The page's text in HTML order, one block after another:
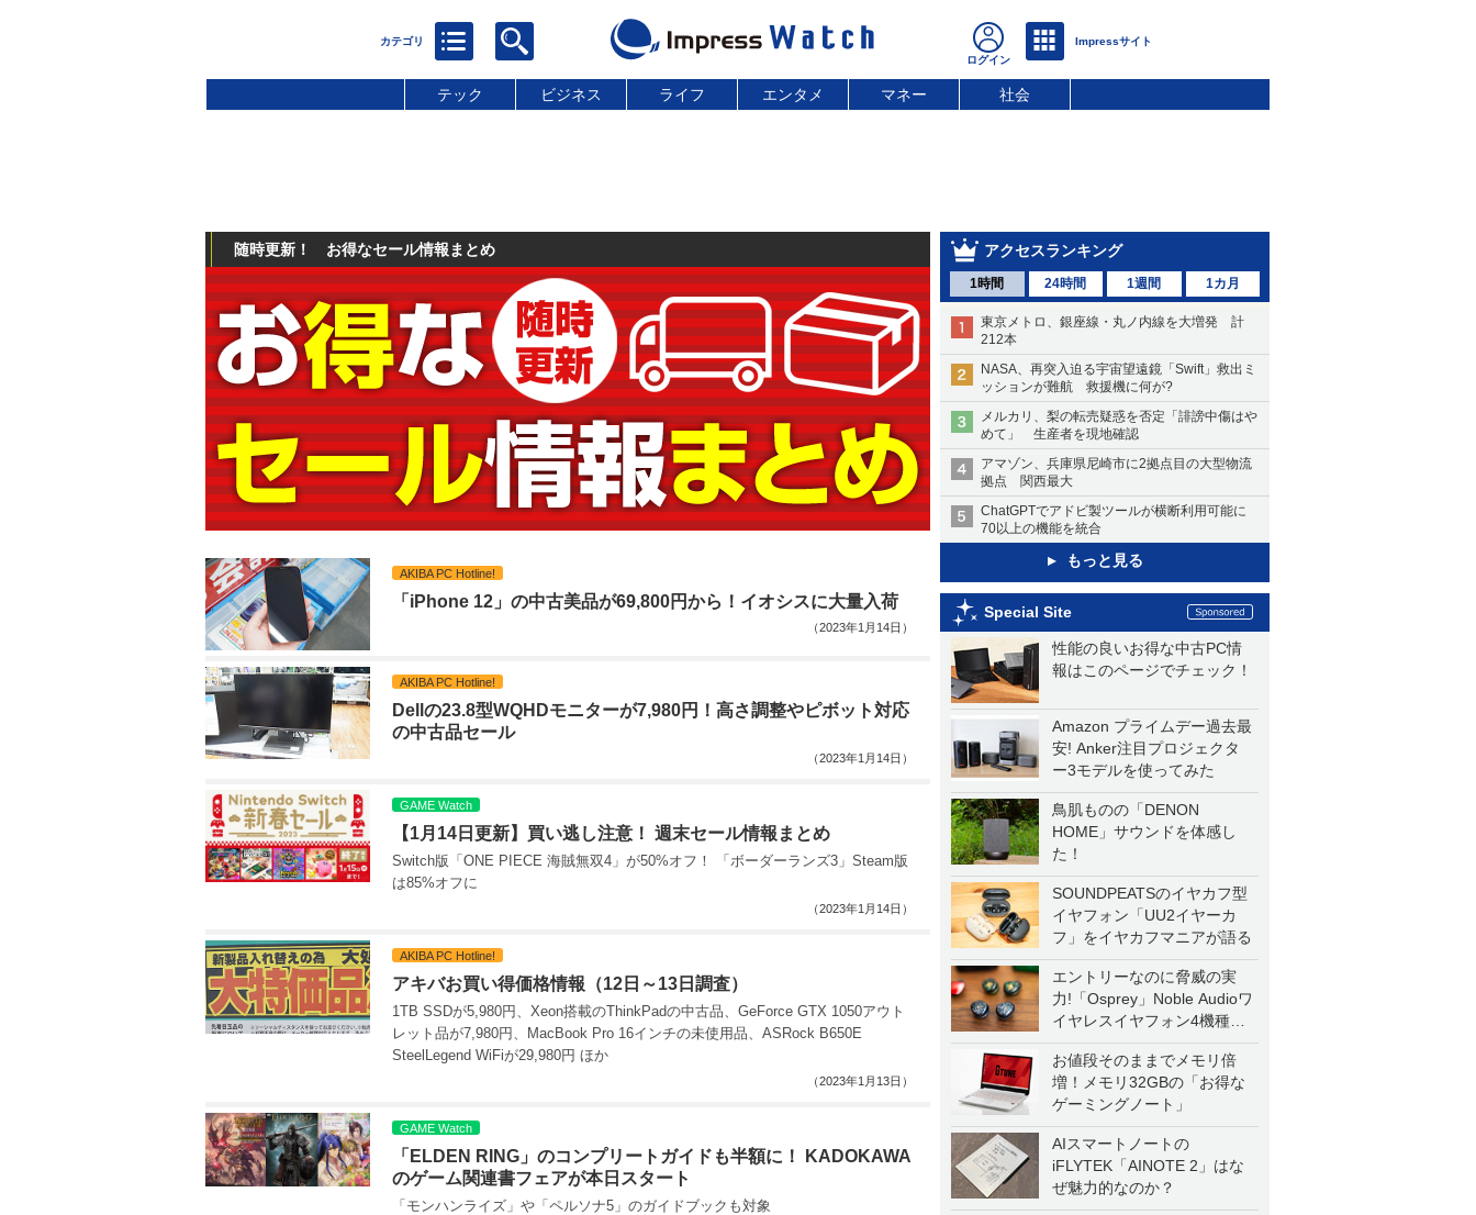
テック ビジネス ライフ エンタメ マネー 社会
アクセスランキング
1時間 24時間 1週間 1カ月
東京メトロ、銀座線・丸ノ内線を大増発 計
212本
NASA、再突入迫る宇宙望遠鏡「Swift」救出ミ
ッションが難航 救援機に何が?
メルカリ、梨の転売疑惑を否定「誹謗中傷はや
めて」 生産者を現地確認
アマゾン、兵庫県尼崎市に2拠点目の大型物流
拠点 関西最大
ChatGPTでアドビ製ツールが横断利用可能に
70以上の機能を統合
もっと見る
Special Site
性能の良いお得な中古PC情
報はこのページでチェック！
Amazon プライムデー過去最
安! Anker注目プロジェクタ
ー3モデルを使ってみた
鳥肌ものの「DENON
HOME」サウンドを体感し
た！
SOUNDPEATSのイヤカフ型
イヤフォン「UU2イヤーカ
フ」をイヤカフマニアが語る
エントリーなのに脅威の実
力!「Osprey」Noble Audioワ
イヤレスイヤフォン4機種を
一気に聴く
お値段そのままでメモリ倍
増！メモリ32GBの「お得な
ゲーミングノート」
AIスマートノートの
iFLYTEK「AINOTE 2」はな
ぜ魅力的なのか？
随時更新！ お得なセール情報まとめ
AKIBA PC Hotline!
「iPhone 12」の中古美品が69,800円から！イオシスに大量入荷
（2023年1月14日）
AKIBA PC Hotline!
Dellの23.8型WQHDモニターが7,980円！高さ調整やピボット対応
の中古品セール
（2023年1月14日）
GAME Watch
【1月14日更新】買い逃し注意！ 週末セール情報まとめ
Switch版「ONE PIECE 海賊無双4」が50%オフ！ 「ボーダーランズ3」Steam版
は85%オフに
（2023年1月14日）
AKIBA PC Hotline!
アキバお買い得価格情報（12日～13日調査）
1TB SSDが5,980円、Xeon搭載のThinkPadの中古品、GeForce GTX 1050アウト
レット品が7,980円、MacBook Pro 16インチの未使用品、ASRock B650E
SteelLegend WiFiが29,980円 ほか
（2023年1月13日）
GAME Watch
「ELDEN RING」のコンプリートガイドも半額に！ KADOKAWA
のゲーム関連書フェアが本日スタート
「モンハンライズ」や「ペルソナ5」のガイドブックも対象